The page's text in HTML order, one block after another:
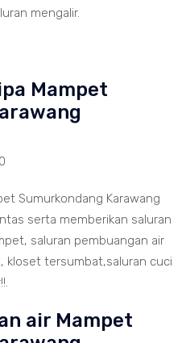
mengalir.
Mampet
Sumurkondang Karawang
serta memberikan saluran
saluran pembuangan air
tersumbat,saluran cuci
air Mampet